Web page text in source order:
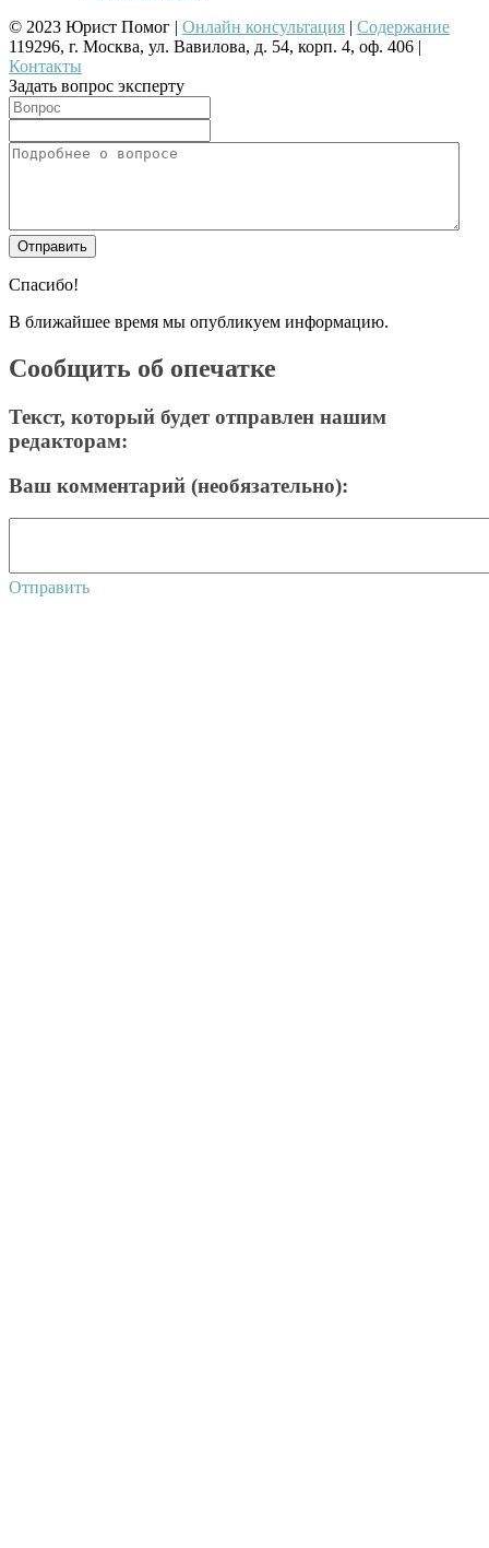
© 2023 Юрист Помог | Онлайн консультация | Содержание
119296, г. Москва, ул. Вавилова, д. 54, корп. 4, оф. 406 |
Контакты
Задать вопрос эксперту
Спасибо!
В ближайшее время мы опубликуем информацию.
Сообщить об опечатке
Текст, который будет отправлен нашим
редакторам:
Ваш комментарий (необязательно):
Отправить